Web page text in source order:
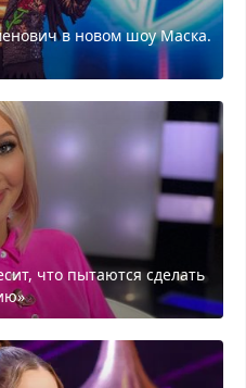
в новом шоу Маска.
что пытаются сделать